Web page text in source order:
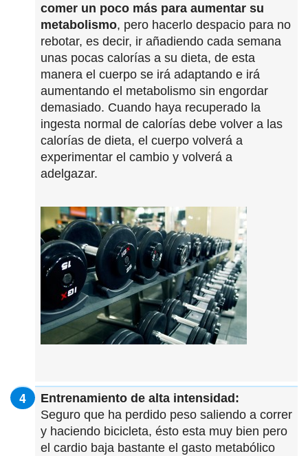
comer un poco más para aumentar su
metabolismo, pero hacerlo despacio para no
rebotar, es decir, ir añadiendo cada semana
unas pocas calorías a su dieta, de esta
manera el cuerpo se irá adaptando e irá
aumentando el metabolismo sin engordar
demasiado. Cuando haya recuperado la
ingesta normal de calorías debe volver a las
calorías de dieta, el cuerpo volverá a
experimentar el cambio y volverá a
adelgazar.
Entrenamiento de alta intensidad:
Seguro que ha perdido peso saliendo a correr
y haciendo bicicleta, ésto esta muy bien pero
el cardio baja bastante el gasto metabólico